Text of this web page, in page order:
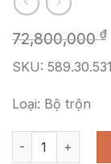
72,800,000₫
SKU: 589.30.531
Loại: Bộ trộn
Bộ trộn sen tắm